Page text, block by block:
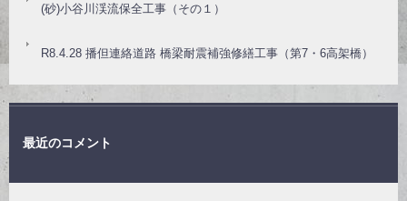
(砂)小谷川渓流保全工事（その１）
R8.4.28 播但連絡道路 橋梁耐震補強修繕工事（第7・6高架橋）
最近のコメント